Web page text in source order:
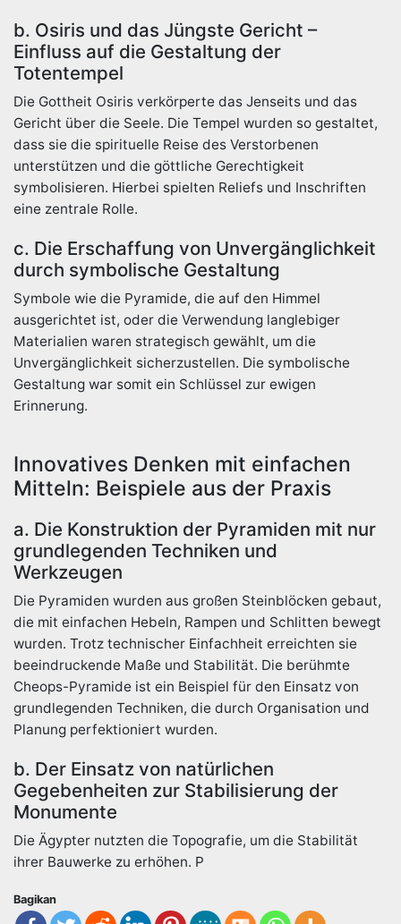
b. Osiris und das Jüngste Gericht –
Einfluss auf die Gestaltung der
Totentempel
Die Gottheit Osiris verkörperte das Jenseits und das
Gericht über die Seele. Die Tempel wurden so gestaltet,
dass sie die spirituelle Reise des Verstorbenen
unterstützen und die göttliche Gerechtigkeit
symbolisieren. Hierbei spielten Reliefs und Inschriften
eine zentrale Rolle.
c. Die Erschaffung von Unvergänglichkeit
durch symbolische Gestaltung
Symbole wie die Pyramide, die auf den Himmel
ausgerichtet ist, oder die Verwendung langlebiger
Materialien waren strategisch gewählt, um die
Unvergänglichkeit sicherzustellen. Die symbolische
Gestaltung war somit ein Schlüssel zur ewigen
Erinnerung.
Innovatives Denken mit einfachen
Mitteln: Beispiele aus der Praxis
a. Die Konstruktion der Pyramiden mit nur
grundlegenden Techniken und
Werkzeugen
Die Pyramiden wurden aus großen Steinblöcken gebaut,
die mit einfachen Hebeln, Rampen und Schlitten bewegt
wurden. Trotz technischer Einfachheit erreichten sie
beeindruckende Maße und Stabilität. Die berühmte
Cheops-Pyramide ist ein Beispiel für den Einsatz von
grundlegenden Techniken, die durch Organisation und
Planung perfektioniert wurden.
b. Der Einsatz von natürlichen
Gegebenheiten zur Stabilisierung der
Monumente
Die Ägypter nutzten die Topografie, um die Stabilität
ihrer Bauwerke zu erhöhen. P
Bagikan